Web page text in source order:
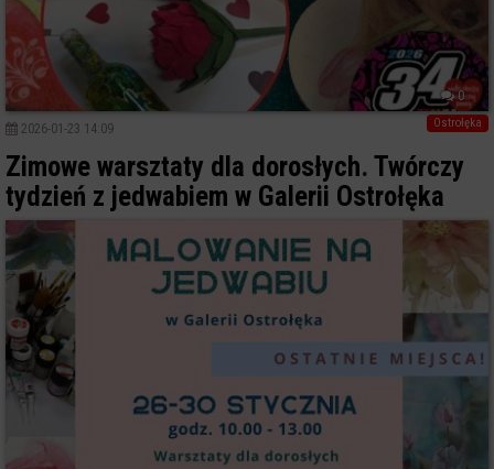
0
Ostrołęka
2026-01-23 14:09
Zimowe warsztaty dla dorosłych. Twórczy
tydzień z jedwabiem w Galerii Ostrołęka